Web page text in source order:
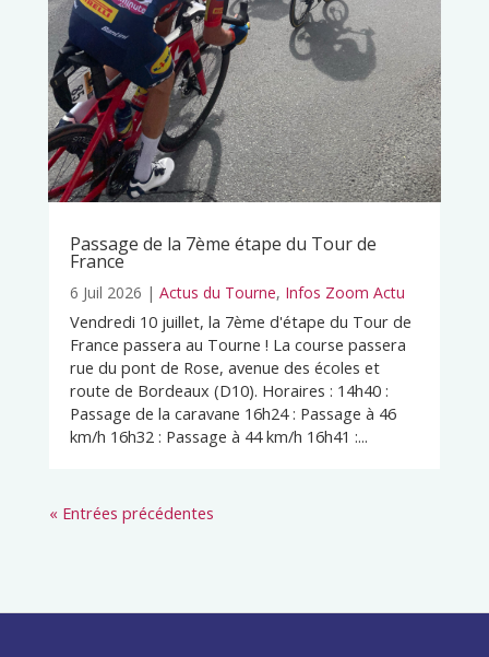
Passage de la 7ème étape du Tour de
France
6 Juil 2026 | Actus du Tourne, Infos Zoom Actu
Vendredi 10 juillet, la 7ème d'étape du Tour de
France passera au Tourne ! La course passera
rue du pont de Rose, avenue des écoles et
route de Bordeaux (D10). Horaires : 14h40 :
Passage de la caravane 16h24 : Passage à 46
km/h 16h32 : Passage à 44 km/h 16h41 :...
« Entrées précédentes